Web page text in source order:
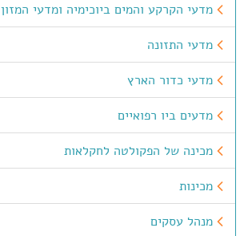
מדעי הקרקע והמים ביוכימיה ומדעי המזון
מדעי התזונה
מדעי כדור הארץ
מדעים ביו רפואיים
מכינה של הפקולטה לחקלאות
מכינות
מנהל עסקים